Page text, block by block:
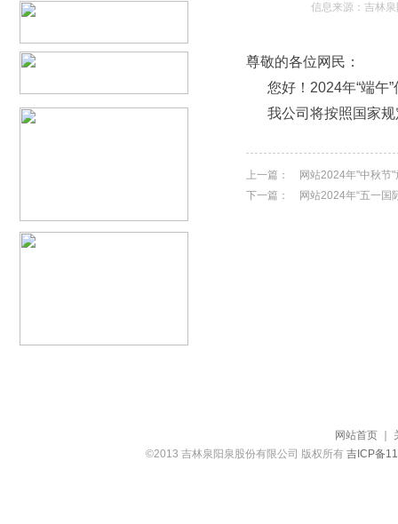
信息来源：吉林
尊敬的各位网民：
您好！2024年“端午”
我公司将按照国家规
上一篇：
网站2024年"中秋节
下一篇：
网站2024年“五一国
网站首页
©2013 吉林泉阳泉股份有限公司 版权所有吉ICP备